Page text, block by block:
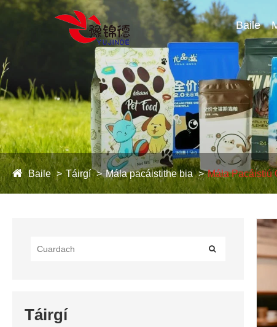
Baile
Baile Táirgí Mála pacáistithe bia Mála Pacáistiú
Táirgí